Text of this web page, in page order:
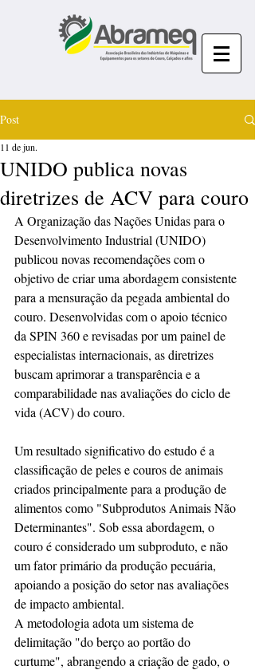
Post
UNIDO publica novas
diretrizes de ACV para couro
11 de jun.
A Organização das Nações Unidas para o
Desenvolvimento Industrial (UNIDO)
publicou novas recomendações com o
objetivo de criar uma abordagem consistente
para a mensuração da pegada ambiental do
couro. Desenvolvidas com o apoio técnico
da SPIN 360 e revisadas por um painel de
especialistas internacionais, as diretrizes
buscam aprimorar a transparência e a
comparabilidade nas avaliações do ciclo de
vida (ACV) do couro.
Um resultado significativo do estudo é a
classificação de peles e couros de animais
criados principalmente para a produção de
alimentos como "Subprodutos Animais Não
Determinantes". Sob essa abordagem, o
couro é considerado um subproduto, e não
um fator primário da produção pecuária,
apoiando a posição do setor nas avaliações
de impacto ambiental.
A metodologia adota um sistema de
delimitação "do berço ao portão do
curtume", abrangendo a criação de gado, o